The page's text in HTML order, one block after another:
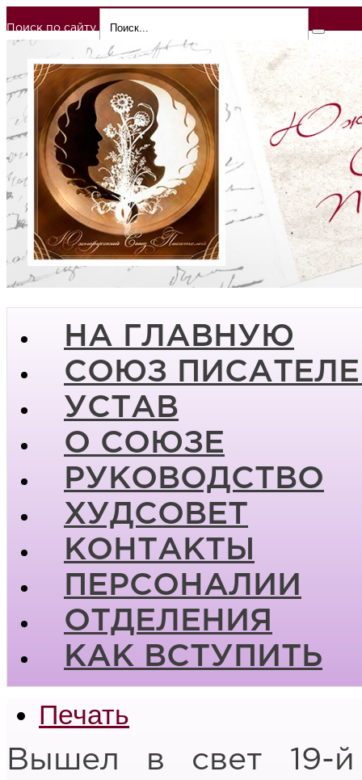
Поиск по сайту
НА ГЛАВНУЮ
СОЮЗ
УСТАВ
О СОЮЗЕ
РУКОВОДСТВО
ХУДСОВЕТ
КОНТАКТЫ
ПЕРСОНАЛИИ
ОТДЕЛЕНИЯ
КАК ВСТУПИТЬ
Печать
Вышел в свет 19-й